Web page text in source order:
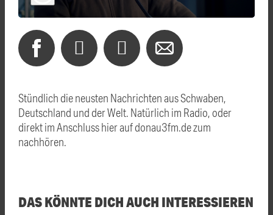
Stündlich die neusten Nachrichten aus Schwaben,
Deutschland und der Welt. Natürlich im Radio, oder
direkt im Anschluss hier auf donau3fm.de zum
nachhören.
DAS KÖNNTE DICH AUCH INTERESSIEREN